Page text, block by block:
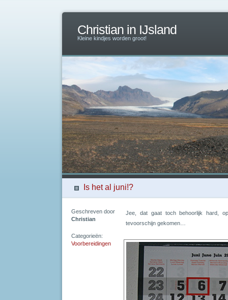
Christian in IJsland
Kleine kindjes worden groot!
Is het al juni!?
Jee, dat gaat toch behoorlijk hard,
tevoorschijn gekomen…
Geschreven door
Christian
Categorieën:
Voorbereidingen